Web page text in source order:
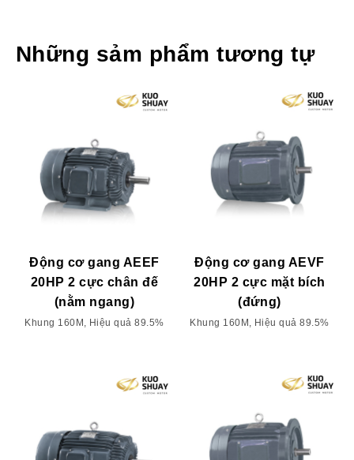
Những sảm phẩm tương tự
Động cơ gang AEEF
20HP 2 cực chân đế
(nằm ngang)
Khung 160M, Hiệu quả 89.5%
Động cơ gang AEVF
20HP 2 cực mặt bích
(đứng)
Khung 160M, Hiệu quả 89.5%